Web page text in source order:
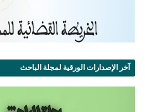
آخر الإصدارات الورقية لمجلة الباحث